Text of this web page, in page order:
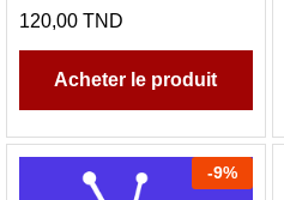
120,00 TND
Acheter le produit
-9%